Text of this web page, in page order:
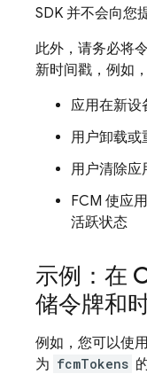
SDK 并不会向您
此外，请务必将
新时间戳，例如
应用在新设
用户卸载或
用户清除应
FCM 使应
活跃状态
示例：在
储令牌和
例如，您可以使用
为 fcmTokens